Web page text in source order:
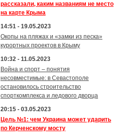
рассказали, каким названиям не место
на карте Крыма
14:51 - 19.05.2023
Окопы на пляжах и «замки из песка»
курортных проектов в Крыму
10:32 - 11.05.2023
Война и спорт – понятия
несовместимые: в Севастополе
остановилось строительство
спорткомплекса и ледового дворца
20:15 - 03.05.2023
Цель №1: чем Украина может ударить
по Керченскому мосту